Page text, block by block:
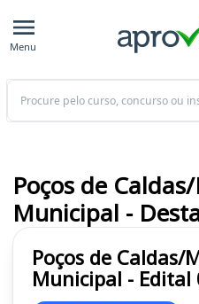
Menu
Buscar
Poços de Caldas/
Municipal - Edital
Poços de
Municipal -